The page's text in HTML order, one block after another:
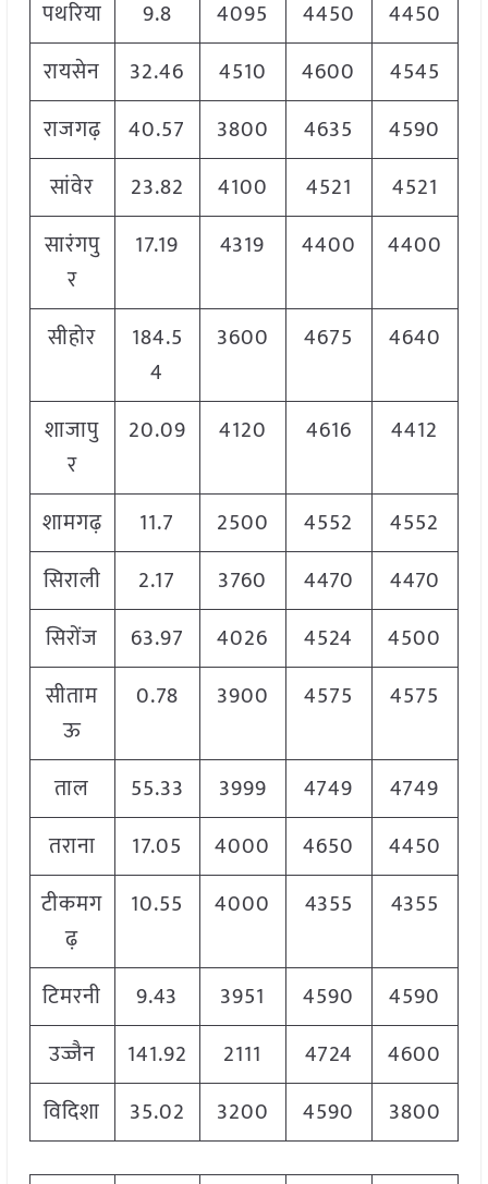
पथरिया 9.8 4095 4450
4450
रायसेन
32.46 4510 4600
4545
राजगढ़
40.57 3800 4635
4590
सांवेर
23.82 4100 4521
4521
सारंगपु
र
17.19 4319 4400 4400
सीहोर
184.5
4
3600 4675 4640
शाजापु
र
20.09 4120 4616 4412
शामगढ़ 11.7 2500 4552
4552
सिराली
2.17 3760 4470
4470
सिरोंज
63.97 4026 4524
4500
सीताम
ऊ
0.78 3900 4575 4575
ताल 55.33 3999 4749
4749
तराना
17.05 4000 4650
4450
टीकमग
ढ़
10.55 4000 4355 4355
टिमरनी 9.43 3951 4590
4590
उज्जैन
141.92 2111 4724
4600
विदिशा
35.02 3200 4590 3800